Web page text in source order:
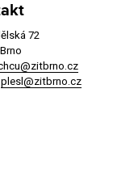
72
plesl@zitbrno.cz